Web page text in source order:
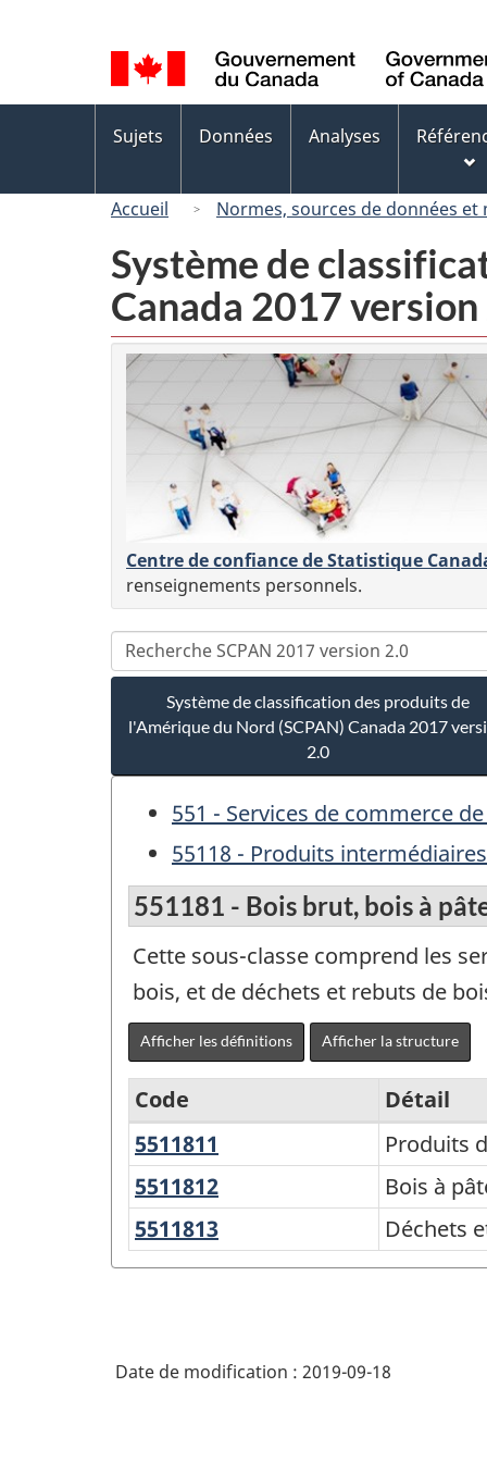
de
la
langue
des
Sujets Données Analyses
Accueil Normes, sources de données et
Système de
Canada 2017 version
Centre de confiance de Statistique
renseignements personnels.
Système de classification des produits de
l'Amérique du Nord (SCPAN) Canada 2017
2.0
551 - Services de commerce
55118 - Produits
551181 - Bois brut, bois à
Cette sous-classe comprend les
bois, et de déchets et rebuts de
Afficher les définitions Afficher la structure
Système
de
classification
des
l'Amérique
Code
Détail
5511811
de
bois
en
Produits
5511812
à
pâte
et
bois,
Bois à
5511813
et
en
Déchets
Date de modification : 2019-09-18